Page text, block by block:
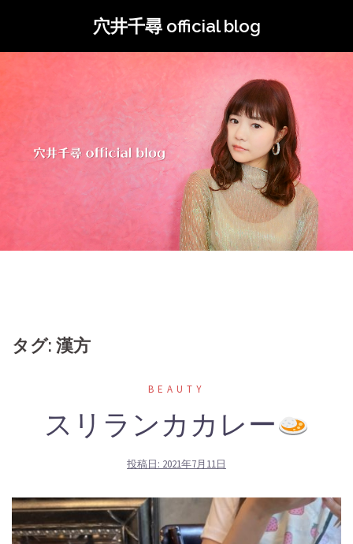
テ
穴井千尋 official blog
タグ: 漢方
BEAUTY
スリランカカレー
投稿日: 2021年7月11日